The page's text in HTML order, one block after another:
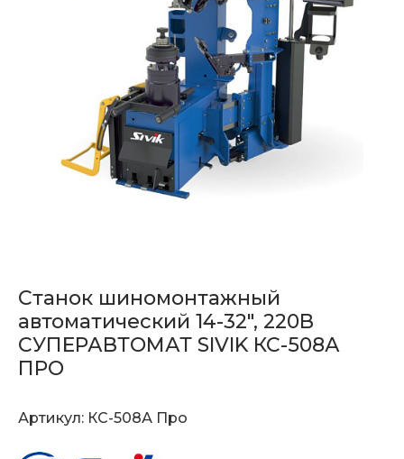
Станок шиномонтажный
автоматический 14-32", 220В
СУПЕРАВТОМАТ SIVIK КС-508А
ПРО
Артикул: КС-508А Про